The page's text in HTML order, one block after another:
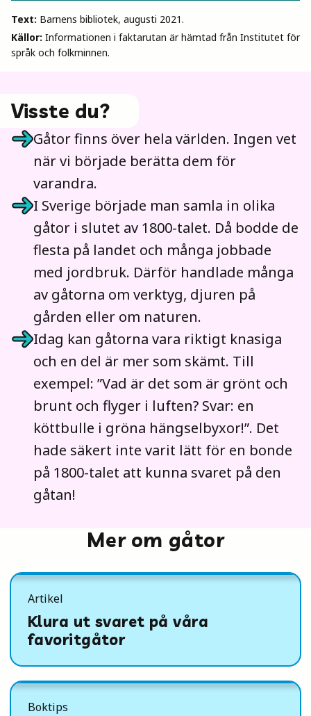
Text: Barnens bibliotek, augusti 2021.
Källor: Informationen i faktarutan är hämtad från Institutet för
språk och folkminnen.
Visste du?
Gåtor finns över hela världen. Ingen vet
när vi började berätta dem för
varandra.
I Sverige började man samla in olika
gåtor i slutet av 1800-talet. Då bodde de
flesta på landet och många jobbade
med jordbruk. Därför handlade många
av gåtorna om verktyg, djuren på
gården eller om naturen.
Idag kan gåtorna vara riktigt knasiga
och en del är mer som skämt. Till
exempel: ”Vad är det som är grönt och
brunt och flyger i luften? Svar: en
köttbulle i gröna hängselbyxor!”. Det
hade säkert inte varit lätt för en bonde
på 1800-talet att kunna svaret på den
gåtan!
Mer om gåtor
Klura ut svaret på våra
favoritgåtor
Artikel
Boktips